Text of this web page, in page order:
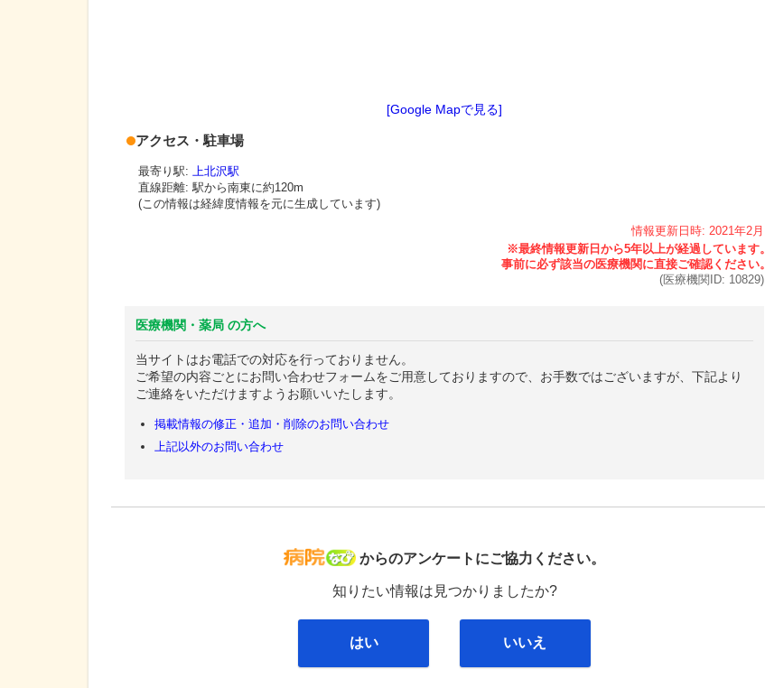
[Google Mapで見る]
アクセス・駐車場
最寄り駅: 上北沢駅
直線距離: 駅から南東に約120m
(この情報は経緯度情報を元に生成しています)
情報更新日時: 2021年2月
(医療機関ID: 10829)
医療機関・薬局 の方へ
当サイトはお電話での対応を行っておりません。
ご希望の内容ごとにお問い合わせフォームをご用意しておりますので、お手数ではございますが、下記より
ご連絡をいただけますようお願いいたします。
掲載情報の修正・追加・削除のお問い合わせ
上記以外のお問い合わせ
病院なび
からのアンケートにご協力ください。
知りたい情報は見つかりましたか?
はい いいえ